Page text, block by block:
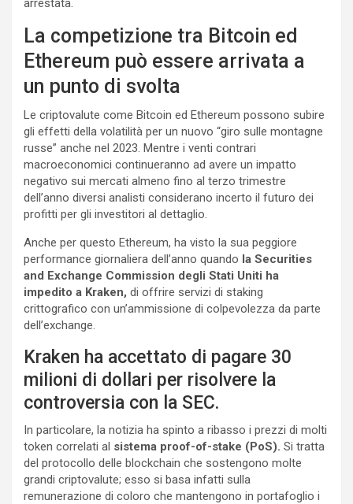
La competizione tra Bitcoin ed
Ethereum può essere arrivata a
un punto di svolta
Le criptovalute come Bitcoin ed Ethereum possono subire
gli effetti della volatilità per un nuovo “giro sulle montagne
russe” anche nel 2023. Mentre i venti contrari
macroeconomici continueranno ad avere un impatto
negativo sui mercati almeno fino al terzo trimestre
dell’anno diversi analisti considerano incerto il futuro dei
profitti per gli investitori al dettaglio.
Anche per questo Ethereum, ha visto la sua peggiore
performance giornaliera dell’anno quando la Securities
and Exchange Commission degli Stati Uniti ha
impedito a Kraken, di offrire servizi di staking
crittografico con un’ammissione di colpevolezza da parte
dell’exchange.
Kraken ha accettato di pagare 30
milioni di dollari per risolvere la
controversia con la SEC.
In particolare, la notizia ha spinto a ribasso i prezzi di molti
token correlati al sistema proof-of-stake (PoS). Si tratta
del protocollo delle blockchain che sostengono molte
grandi criptovalute; esso si basa infatti sulla
remunerazione di coloro che mantengono in portafoglio i